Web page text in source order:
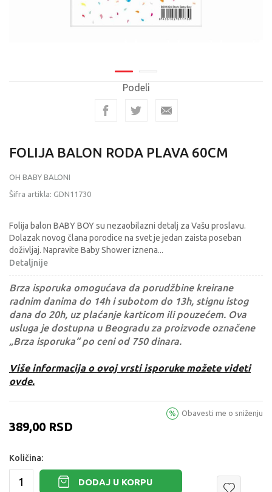
Podeli
FOLIJA BALON RODA PLAVA 60CM
OH BABY BALONI
Šifra artikla: GDN11730
Folija balon BABY BOY su nezaobilazni detalj za Vašu proslavu.
Dolazak novog člana porodice na svet je jedan zaista poseban
doživljaj. Napravite Baby Shower iznena...
Detaljnije
Brza isporuka omogućava da porudžbine kreirane
radnim danima do 14h i subotom do 13h, stignu istog
dana do 20h, uz plaćanje karticom ili pouzećem. Ova
usluga je dostupna u Beogradu za proizvode označene
„Brza isporuka“ po ceni od 750 dinara.
Više informacija o ovoj vrsti isporuke možete videti
ovde.
389,00 RSD
Obavesti me o sniženju
Količina:
DODAJ U KORPU